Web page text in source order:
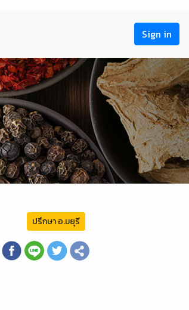
Sign in
ปรึกษา อ.มยุรี